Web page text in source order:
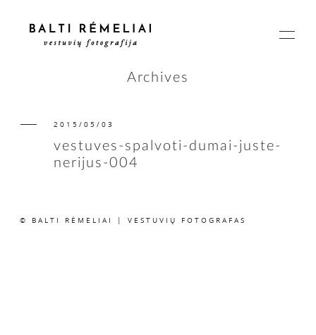
PAGRINDINIS
ISTORIJOS
Archives
2015/05/03
vestuves-spalvoti-dumai-juste-
nerijus-004
© BALTI RĖMELIAI | VESTUVIŲ FOTOGRAFAS